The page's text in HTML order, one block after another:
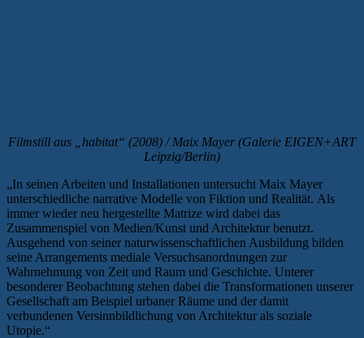
Filmstill aus „habitat“ (2008) / Maix Mayer (Galerie EIGEN+ART
Leipzig/Berlin)
„In seinen Arbeiten und Installationen untersucht Maix Mayer
unterschiedliche narrative Modelle von Fiktion und Realität. Als
immer wieder neu hergestellte Matrize wird dabei das
Zusammenspiel von Medien/Kunst und Architektur benutzt.
Ausgehend von seiner naturwissenschaftlichen Ausbildung bilden
seine Arrangements mediale Versuchsanordnungen zur
Wahrnehmung von Zeit und Raum und Geschichte. Unterer
besonderer Beobachtung stehen dabei die Transformationen unserer
Gesellschaft am Beispiel urbaner Räume und der damit
verbundenen Versinnbildlichung von Architektur als soziale
Utopie.“